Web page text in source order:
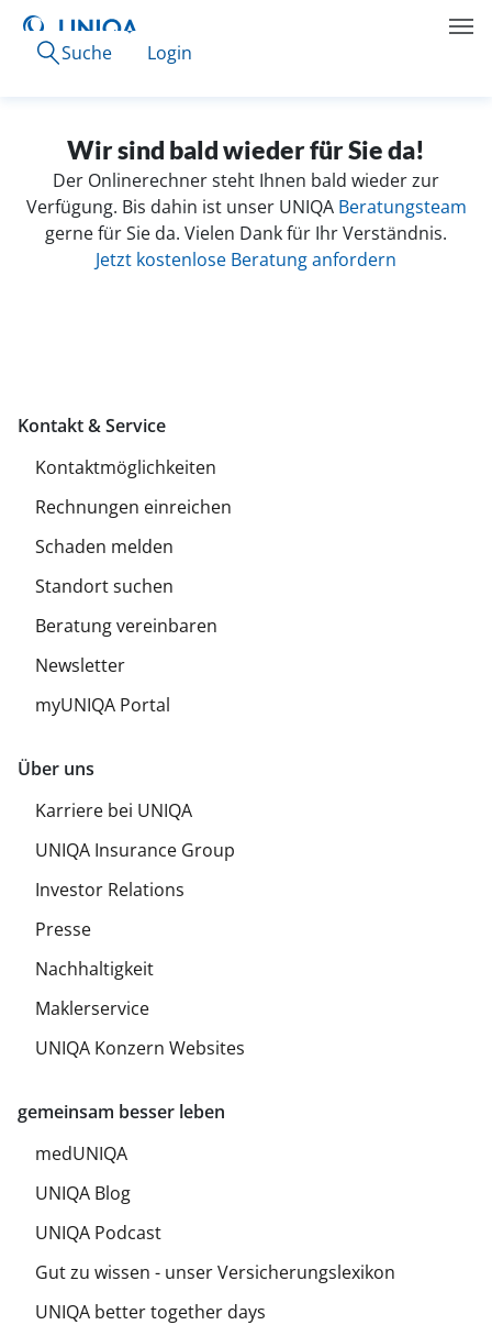
Suche Login
Wir sind bald wieder für Sie da!
Der Onlinerechner steht Ihnen bald wieder zur
Verfügung. Bis dahin ist unser UNIQA Beratungsteam
gerne für Sie da. Vielen Dank für Ihr Verständnis.
Jetzt kostenlose Beratung anfordern
gemeinsam besser leben
medUNIQA
UNIQA Blog
UNIQA Podcast
Gut zu wissen - unser Versicherungslexikon
UNIQA better together days
Kontakt & Service
Kontaktmöglichkeiten
Rechnungen einreichen
Schaden melden
Standort suchen
Beratung vereinbaren
Newsletter
myUNIQA Portal
Über uns
Karriere bei UNIQA
UNIQA Insurance Group
Investor Relations
Presse
Nachhaltigkeit
Maklerservice
UNIQA Konzern Websites